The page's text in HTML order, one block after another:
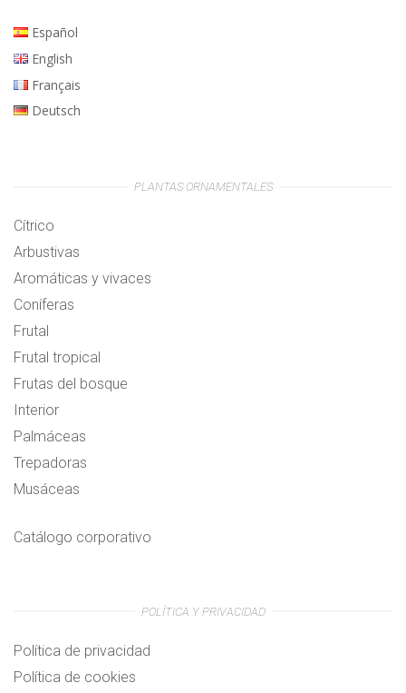
Español
English
Français
Deutsch
PLANTAS ORNAMENTALES
Cítrico
Arbustivas
Aromáticas y vivaces
Coníferas
Frutal
Frutal tropical
Frutas del bosque
Interior
Palmáceas
Trepadoras
Musáceas
Catálogo corporativo
POLÍTICA Y PRIVACIDAD
Política de privacidad
Política de cookies